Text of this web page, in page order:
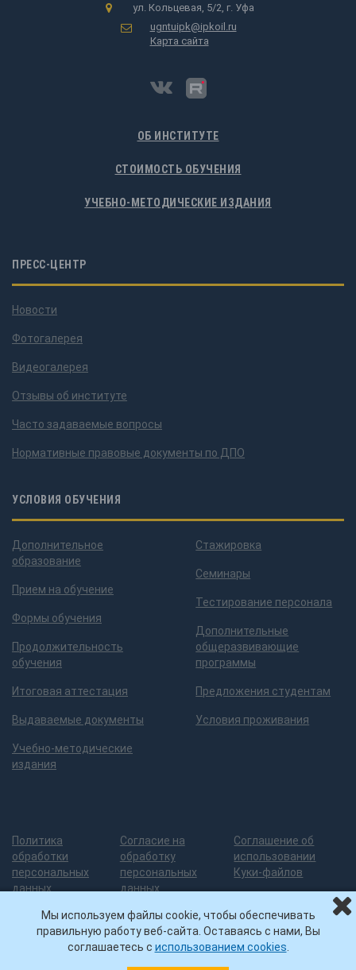
ул. Кольцевая, 5/2, г. Уфа
ugntuipk@ipkoil.ru
Карта сайта
ОБ ИНСТИТУТЕ
СТОИМОСТЬ ОБУЧЕНИЯ
УЧЕБНО-МЕТОДИЧЕСКИЕ ИЗДАНИЯ
ПРЕСС-ЦЕНТР
Новости
Фотогалерея
Видеогалерея
Отзывы об институте
Часто задаваемые вопросы
Нормативные правовые документы по ДПО
УСЛОВИЯ ОБУЧЕНИЯ
Дополнительное
образование
Прием на обучение
Формы обучения
Продолжительность
обучения
Итоговая аттестация
Выдаваемые документы
Учебно-методические
издания
Стажировка
Семинары
Тестирование персонала
Дополнительные
общеразвивающие
программы
Предложения студентам
Условия проживания
Политика
обработки
персональных
данных
Согласие на
обработку
персональных
данных
Соглашение об
использовании
Куки-файлов
© ИДПО
Нашли ошибку на сайте?
Помогите ее исправить!
Разработка сайта
грани дизайна
Мы используем файлы cookie, чтобы обеспечивать
правильную работу веб-сайта. Оставаясь с нами, Вы
соглашаетесь с использованием cookies